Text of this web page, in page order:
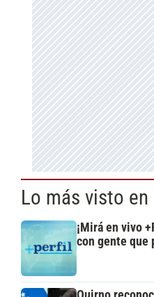
Lo más visto en
¡Mirá en vivo
con gente que